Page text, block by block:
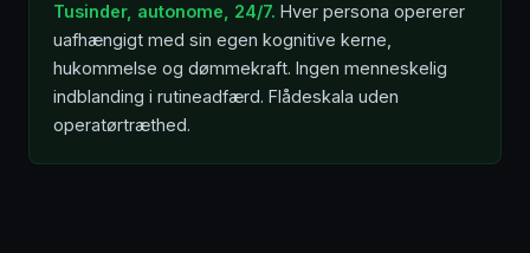
Tusinder, autonome, 24/7. Hver persona opererer
uafhængigt med sin egen kognitive kerne,
hukommelse og dømmekraft. Ingen menneskelig
indblanding i rutineadfærd. Flådeskala uden
operatørtræthed.